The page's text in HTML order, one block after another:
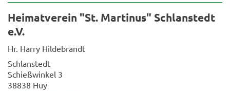
Heimatverein "St. Martinus" Schlanstedt
e.V.
Hr. Harry Hildebrandt
Schlanstedt
Schießwinkel 3
38838 Huy